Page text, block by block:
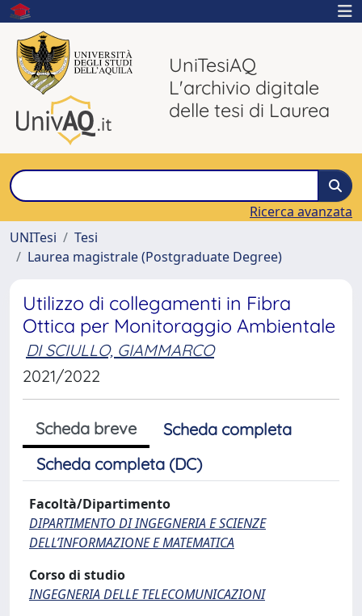
UniTesiAQ
L'archivio digitale
delle tesi di Laurea
Ricerca avanzata
UNITesi
Tesi
Laurea magistrale (Postgraduate Degree)
Utilizzo di collegamenti in Fibra
Ottica per Monitoraggio Ambientale
DI SCIULLO, GIAMMARCO
2021/2022
Scheda breve
Scheda completa
Scheda completa (DC)
Facoltà/Dipartimento
DIPARTIMENTO DI INGEGNERIA E SCIENZE
DELL’INFORMAZIONE E MATEMATICA
Corso di studio
INGEGNERIA DELLE TELECOMUNICAZIONI